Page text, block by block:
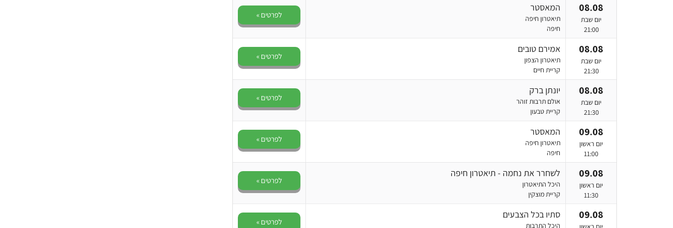
08.08
יום שבת
21:00
המאסטר
תיאטרון חיפה
חיפה
לפרטים »
08.08
יום שבת
21:30
אמירם טובים
תיאטרון הצפון
קריית חיים
לפרטים »
08.08
יום שבת
21:30
יונתן ברק
אולם תרבות זוהר
קריית טבעון
לפרטים »
09.08
יום ראשון
11:00
המאסטר
תיאטרון חיפה
חיפה
לפרטים »
09.08
יום ראשון
11:30
לשחרר את נחמה - תיאטרון חיפה
היכל התיאטרון
קריית מוצקין
לפרטים »
09.08 סתיו בכל הצבעים
היכל התרבות לפרטים »